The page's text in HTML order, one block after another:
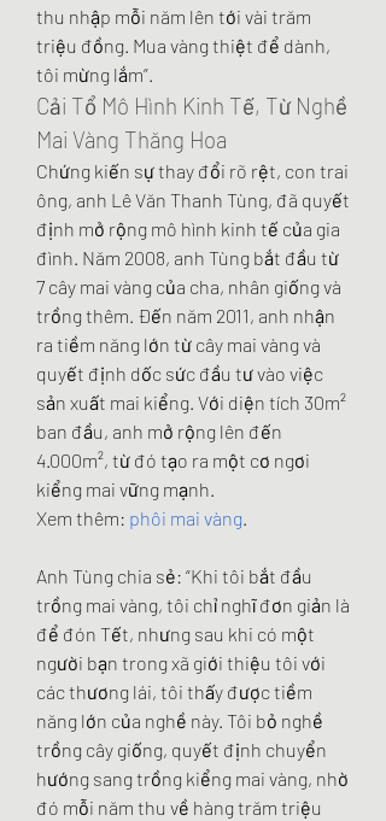
thu nhập mỗi năm lên tới vài trăm
triệu đồng. Mua vàng thiệt để dành,
tôi mừng lắm”.
Cải Tổ Mô Hình Kinh Tế, Từ Nghề
Mai Vàng Thăng Hoa
Chứng kiến sự thay đổi rõ rệt, con trai
ông, anh Lê Văn Thanh Tùng, đã quyết
định mở rộng mô hình kinh tế của gia
đình. Năm 2008, anh Tùng bắt đầu từ
7 cây mai vàng của cha, nhân giống và
trồng thêm. Đến năm 2011, anh nhận
ra tiềm năng lớn từ cây mai vàng và
quyết định dốc sức đầu tư vào việc
sản xuất mai kiểng. Với diện tích 30m²
ban đầu, anh mở rộng lên đến
4.000m², từ đó tạo ra một cơ ngơi
kiểng mai vững mạnh.
Xem thêm: phôi mai vàng
Anh Tùng chia sẻ: “Khi tôi bắt đầu
trồng mai vàng, tôi chỉ nghĩ đơn giản là
để đón Tết, nhưng sau khi có một
người bạn trong xã giới thiệu tôi với
các thương lái, tôi thấy được tiềm
năng lớn của nghề này. Tôi bỏ nghề
trồng cây giống, quyết định chuyển
hướng sang trồng kiểng mai vàng, nhờ
đó mỗi năm thu về hàng trăm triệu